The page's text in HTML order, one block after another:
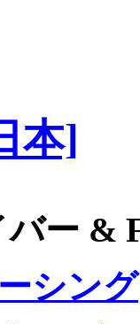
本]
バー &
シング